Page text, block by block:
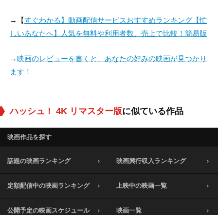
→【すぐわかる】動画配信サービスおすすめランキング【忙
しいあなたへ】人気を無料や利用者数、売上で比較！簡易版
→映画のレビューを書くと、あなたの好みの映画が見つかり
ます！
ハッシュ！ 4K リマスター版に似ている作品
映画作品を探す
話題の映画ランキング 映画興行収入ランキング
定額配信中の映画ランキング 上映中の映画一覧
公開予定の映画スケジュール 映画一覧